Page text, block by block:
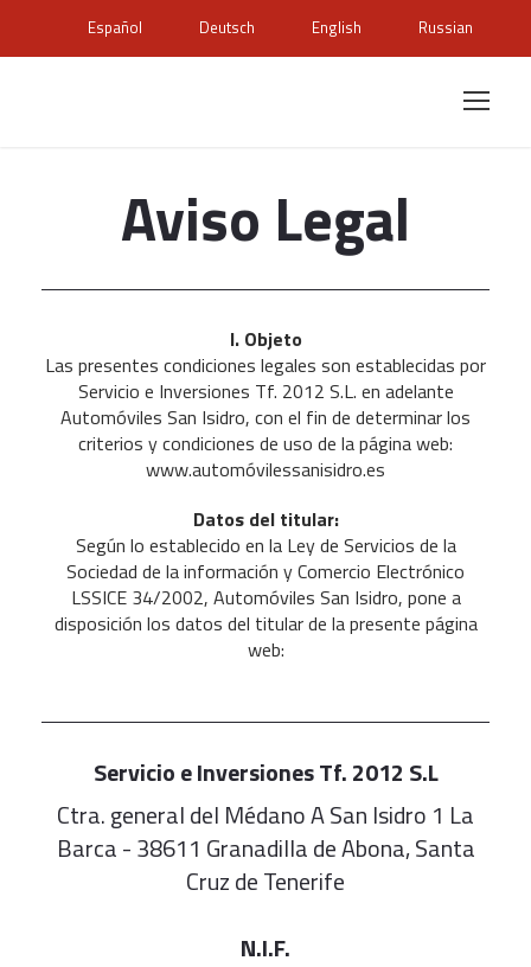
Español Deutsch English Russian
Aviso Legal
I. Objeto
Las presentes condiciones legales son establecidas por
Servicio e Inversiones Tf. 2012 S.L. en adelante
Automóviles San Isidro, con el fin de determinar los
criterios y condiciones de uso de la página web:
www.automóvilessanisidro.es
Datos del titular:
Según lo establecido en la Ley de Servicios de la
Sociedad de la información y Comercio Electrónico
LSSICE 34/2002, Automóviles San Isidro, pone a
disposición los datos del titular de la presente página
web:
Servicio e Inversiones Tf. 2012 S.L
Ctra. general del Médano A San Isidro 1 La
Barca - 38611 Granadilla de Abona, Santa
Cruz de Tenerife
N.I.F.